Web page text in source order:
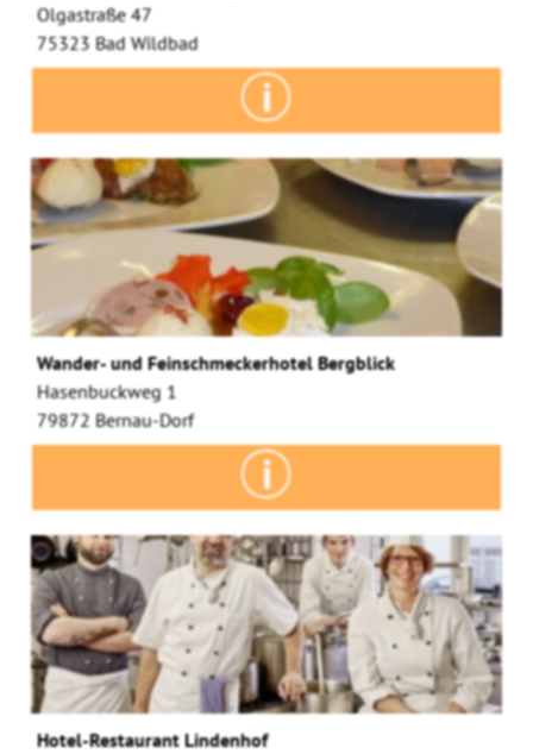
Olgastraße 47
75323 Bad Wildbad
Wander- und Feinschmeckerhotel Bergblick
Hasenbuckweg 1
79872 Bernau-Dorf
Hotel-Restaurant Lindenhof